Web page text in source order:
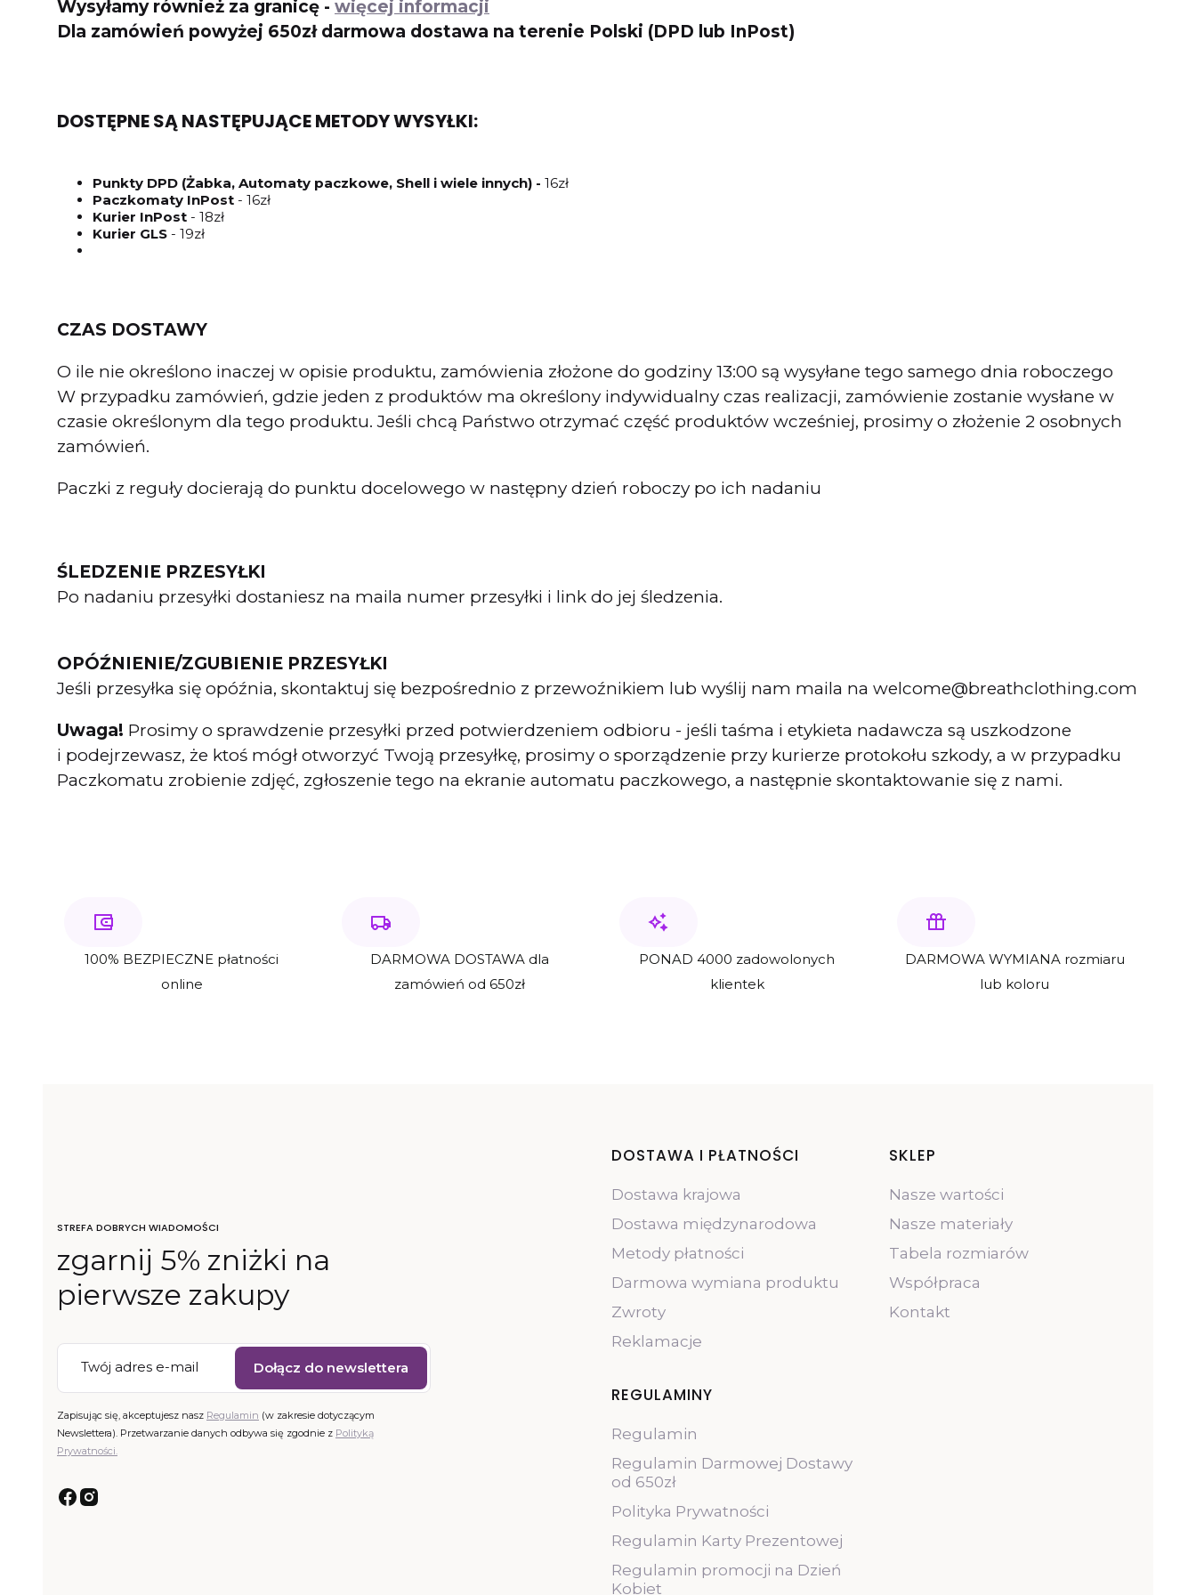
Wysyłamy również za granicę - więcej informacji
Dla zamówień powyżej 650zł darmowa dostawa na terenie Polski (DPD lub InPost)
DOSTĘPNE SĄ NASTĘPUJĄCE METODY WYSYŁKI:
Punkty DPD (Żabka, Automaty paczkowe, Shell i wiele innych) - 16zł
Paczkomaty InPost - 16zł
Kurier InPost - 18zł
Kurier GLS - 19zł
CZAS DOSTAWY
O ile nie określono inaczej w opisie produktu, zamówienia złożone do godziny 13:00 są wysyłane tego samego dnia roboczego
W przypadku zamówień, gdzie jeden z produktów ma określony indywidualny czas realizacji, zamówienie zostanie wysłane w
czasie określonym dla tego produktu. Jeśli chcą Państwo otrzymać część produktów wcześniej, prosimy o złożenie 2 osobnych
zamówień.
Paczki z reguły docierają do punktu docelowego w następny dzień roboczy po ich nadaniu
ŚLEDZENIE PRZESYŁKI
Po nadaniu przesyłki dostaniesz na maila numer przesyłki i link do jej śledzenia.
OPÓŹNIENIE/ZGUBIENIE PRZESYŁKI
Jeśli przesyłka się opóźnia, skontaktuj się bezpośrednio z przewoźnikiem lub wyślij nam maila na welcome@breathclothing.com
Uwaga! Prosimy o sprawdzenie przesyłki przed potwierdzeniem odbioru - jeśli taśma i etykieta nadawcza są uszkodzone
i podejrzewasz, że ktoś mógł otworzyć Twoją przesyłkę, prosimy o sporządzenie przy kurierze protokołu szkody, a w przypadku
Paczkomatu zrobienie zdjęć, zgłoszenie tego na ekranie automatu paczkowego, a następnie skontaktowanie się z nami.
100% BEZPIECZNE płatności
online
DARMOWA DOSTAWA dla
zamówień od 650zł
PONAD 4000 zadowolonych
klientek
DARMOWA WYMIANA rozmiaru
lub koloru
STREFA DOBRYCH WIADOMOŚCI
zgarnij 5% zniżki na
pierwsze zakupy
Twój adres e-mail Dołącz do newslettera
Zapisując się, akceptujesz nasz Regulamin (w zakresie dotyczącym
Newslettera). Przetwarzanie danych odbywa się zgodnie z Polityką
Prywatności.
Linki w stopce
DOSTAWA I PŁATNOŚCI
Dostawa krajowa
Dostawa międzynarodowa
Metody płatności
Darmowa wymiana produktu
Zwroty
Reklamacje
SKLEP
Nasze wartości
Nasze materiały
Tabela rozmiarów
Współpraca
Kontakt
REGULAMINY
Regulamin
Regulamin Darmowej Dostawy
od 650zł
Polityka Prywatności
Regulamin Karty Prezentowej
Regulamin promocji na Dzień
Kobiet